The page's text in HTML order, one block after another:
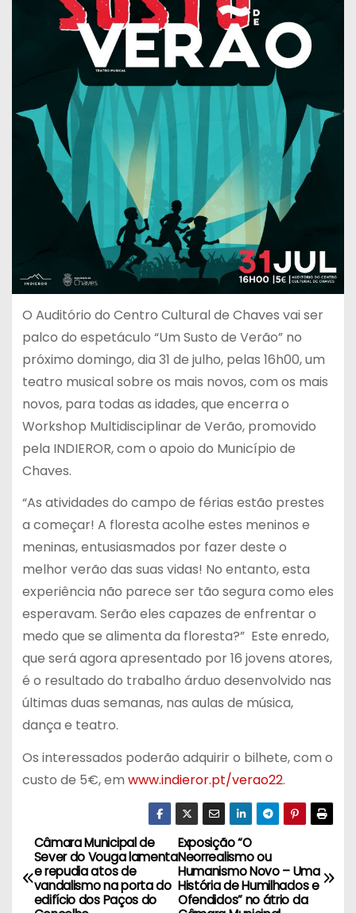
O Auditório do Centro Cultural de Chaves vai ser
palco do espetáculo “Um Susto de Verão”no
próximo domingo, dia 31 de julho, pelas 16h00, um
teatro musical sobre os mais novos, com os mais
novos, para todas as idades, que encerra o
Workshop Multidisciplinar de Verão, promovido
pela INDIEROR, com o apoio do Município de
Chaves.
“As atividades do campo de férias estão prestes
a começar! A floresta acolhe estes meninos e
meninas, entusiasmados por fazer deste o
melhor verão das suas vidas! No entanto, esta
experiência não parece ser tão segura como eles
esperavam. Serão eles capazes de enfrentar o
medo que se alimenta da floresta?” Este enredo,
que será agora apresentado por 16 jovens atores,
é o resultado do trabalho árduo desenvolvido nas
últimas duas semanas, nas aulas de música,
dança e teatro.
Os interessados poderão adquirir o bilhete, com o
custo de 5€, em www.indieror.pt/verao22.
N
a
Exposição “O
Neorrealismo ou
Humanismo Novo – Uma
História de Humilhados e
Ofendidos” no átrio da
Câmara Municipal de
Sever do Vouga lamenta
e repudia atos de
vandalismo na porta do
edifício dos Paços do